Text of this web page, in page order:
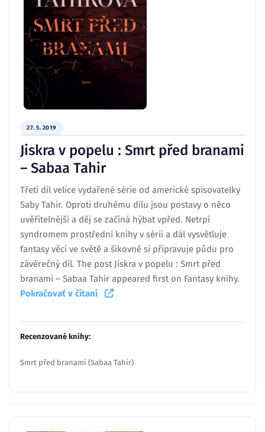
27. 5. 2019
Jiskra v popelu : Smrt před branami
– Sabaa Tahir
Třetí díl velice vydařené série od americké spisovatelky
Saby Tahir. Oproti druhému dílu jsou postavy o něco
uvěřitelnější a děj se začíná hýbat vpřed. Netrpí
syndromem prostřední knihy v sérii a dál vysvětluje
fantasy věci ve světě a šikovně si připravuje půdu pro
závěrečný díl. The post Jiskra v popelu : Smrt před
branami – Sabaa Tahir appeared first on Fantasy knihy.
Pokračovať v čítaní
Recenzované knihy:
Smrt před branami (Sabaa Tahir)